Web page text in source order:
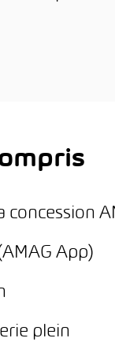
concession
App)
plein